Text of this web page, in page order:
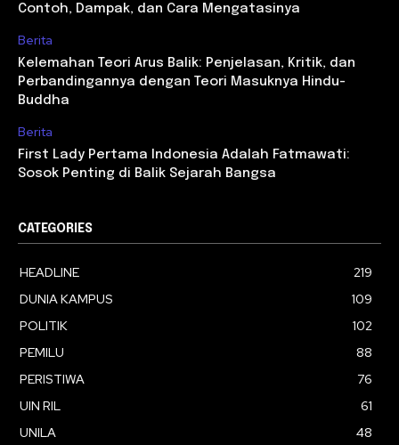
Contoh, Dampak, dan Cara Mengatasinya
Berita
Kelemahan Teori Arus Balik: Penjelasan, Kritik, dan
Perbandingannya dengan Teori Masuknya Hindu-
Buddha
Berita
First Lady Pertama Indonesia Adalah Fatmawati:
Sosok Penting di Balik Sejarah Bangsa
CATEGORIES
HEADLINE
219
DUNIA KAMPUS
109
POLITIK
102
PEMILU
88
PERISTIWA
76
UIN RIL
61
UNILA
48